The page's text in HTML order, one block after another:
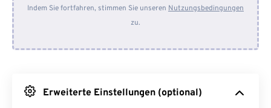
Von Dropbox
Indem Sie fortfahren, stimmen Sie unseren Nutzungsbedingungen
zu.
Erweiterte Einstellungen (optional)